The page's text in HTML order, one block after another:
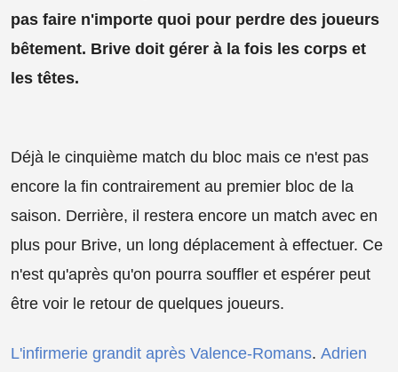
pas faire n'importe quoi pour perdre des joueurs
bêtement. Brive doit gérer à la fois les corps et
les têtes.
Déjà le cinquième match du bloc mais ce n'est pas
encore la fin contrairement au premier bloc de la
saison. Derrière, il restera encore un match avec en
plus pour Brive, un long déplacement à effectuer. Ce
n'est qu'après qu'on pourra souffler et espérer peut
être voir le retour de quelques joueurs.
L'infirmerie grandit après Valence-Romans. Adrien